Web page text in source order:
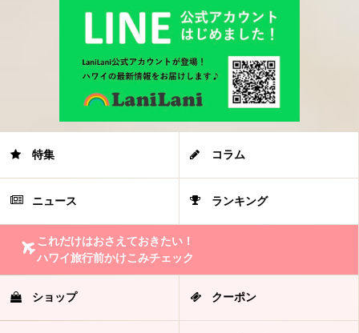
特集 コラム
ニュース ランキング
これだけはおさえておきたい！
ハワイ旅行前かけこみチェック
ショップ クーポン